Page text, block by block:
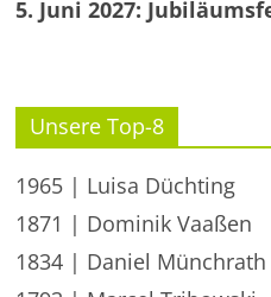
5. Juni 2027:
Unsere Top-8
1965 | Luisa Düchting
1871 | Dominik Vaaßen
1834 | Daniel Münchrath